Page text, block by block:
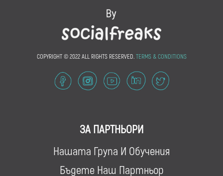
COPYRIGHT © 2022 ALL RIGHTS RESERVED. TERMS & CONDITIONS
ЗА ПАРТНЬОРИ
Нашата Група И Обучения
Бъдете Наш Партньор